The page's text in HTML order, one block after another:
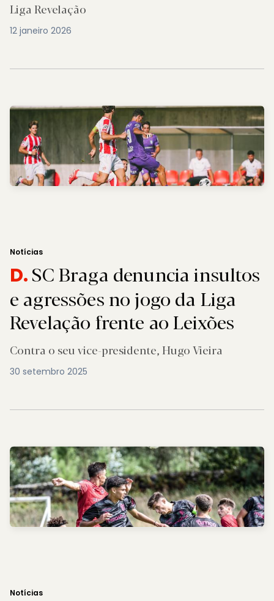
Liga Revelação
12 janeiro 2026
Notícias
D.SC Braga denuncia insultos
e agressões no jogo da Liga
Revelação frente ao Leixões
Contra o seu vice-presidente, Hugo Vieira
30 setembro 2025
Notícias